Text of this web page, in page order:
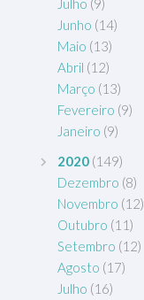
Julho (9)
Junho (14)
Maio (13)
Abril (12)
Março (13)
Fevereiro (9)
Janeiro (9)
2020 (149)
Dezembro (8)
Novembro (12)
Outubro (11)
Setembro (12)
Agosto (17)
Julho (16)